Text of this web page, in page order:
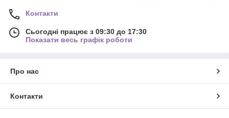
Контакти
Сьогодні працює з 09:30 до 17:30
Показати весь графік роботи
Про нас
Контакти